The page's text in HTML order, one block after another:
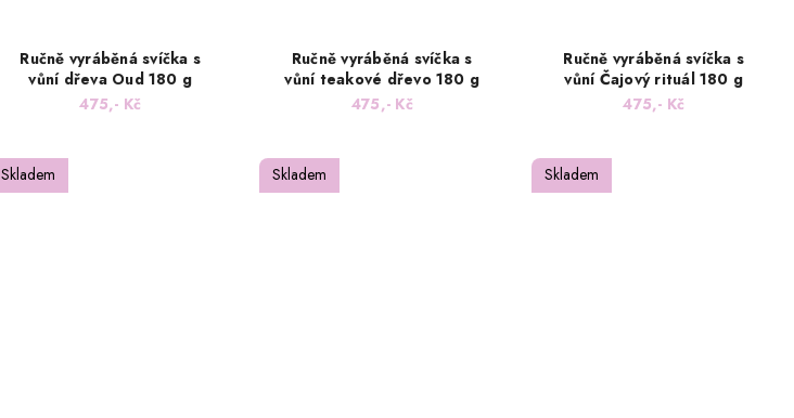
Ručně vyráběná svíčka s
vůní dřeva Oud 180 g
475,- Kč
Ručně vyráběná svíčka s
vůní teakové dřevo 180 g
475,- Kč
Ručně vyráběná svíčka s
vůní Čajový rituál 180 g
475,- Kč
Skladem Skladem Skladem